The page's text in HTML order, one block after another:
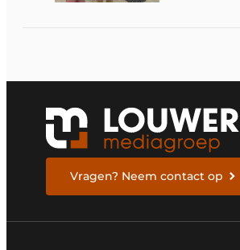
Vragen? Neem contact op